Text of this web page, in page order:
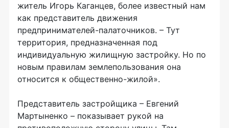
житель Игорь Каганцев, более известный нам
как представитель движения
предпринимателей-палаточников. – Тут
территория, предназначенная под
индивидуальную жилищную застройку. Но по
новым правилам землепользования она
относится к общественно-жилой».
Представитель застройщика – Евгений
Мартыненко – показывает рукой на